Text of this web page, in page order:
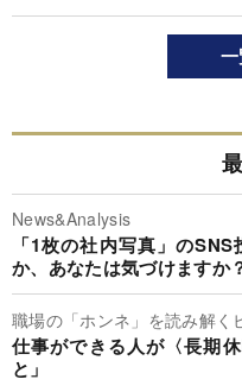
News&Analysis
「1枚の社内写真」の
か、あなたは気づけますか
職場の「ホンネ」を読み解く
仕事ができる人が〈長期
と」